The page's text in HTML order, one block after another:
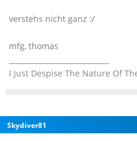
verstehs nicht ganz :/
mfg, thomas
I Just Despise The Nature Of
Skydiver81